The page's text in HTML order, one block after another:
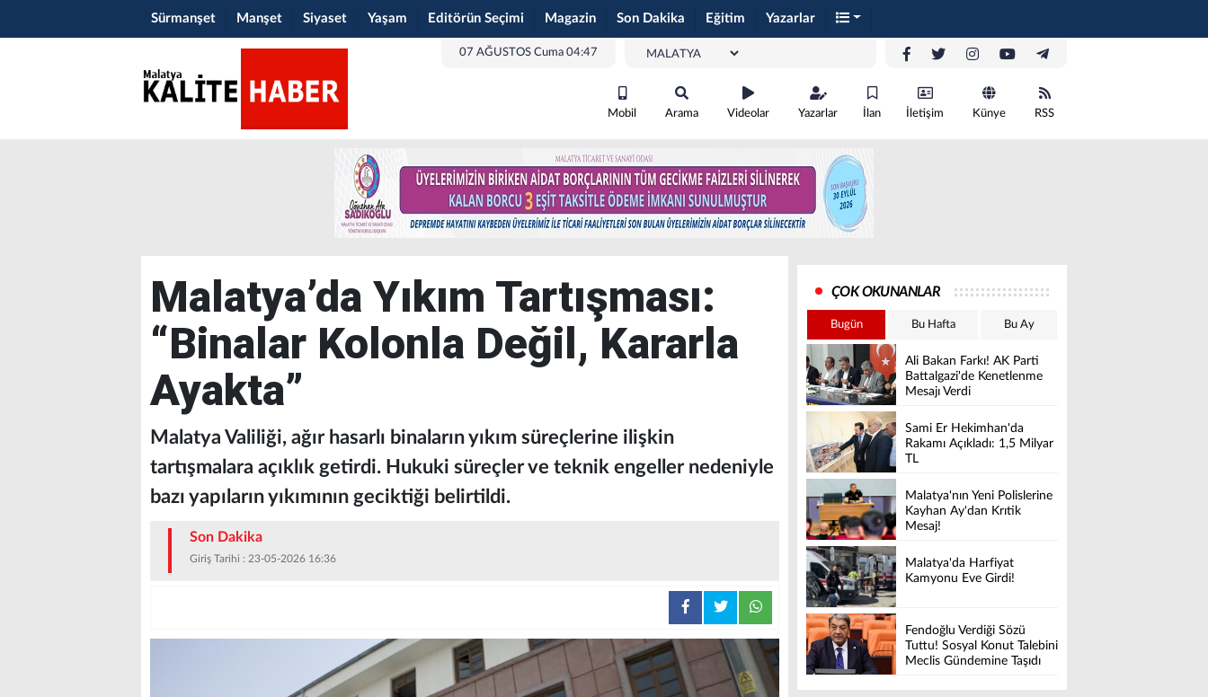
Sürmanşet Manşet Siyaset Yaşam Editörün Seçimi Magazin Son Dakika Eğitim Yazarlar
07 AĞUSTOS Cuma 04:47
Mobil Arama Videolar Yazarlar İlan İletişim Künye RSS
Malatya’da Yıkım Tartışması:
“Binalar Kolonla Değil, Kararla
Ayakta”
Malatya Valiliği, ağır hasarlı binaların yıkım süreçlerine ilişkin
tartışmalara açıklık getirdi. Hukuki süreçler ve teknik engeller nedeniyle
bazı yapıların yıkımının geciktiği belirtildi.
Son Dakika
Giriş Tarihi : 23-05-2026 16:36
ÇOK OKUNANLAR
Bugün Bu Hafta Bu Ay
Ali Bakan Farkı! AK Parti
Battalgazi'de Kenetlenme
Mesajı Verdi
Sami Er Hekimhan'da
Rakamı Açıkladı: 1,5 Milyar
TL
Malatya'nın Yeni Polislerine
Kayhan Ay'dan Krıtik
Mesaj!
Malatya'da Harfiyat
Kamyonu Eve Girdi!
Fendoğlu Verdiği Sözü
Tuttu! Sosyal Konut Talebini
Meclis Gündemine Taşıdı